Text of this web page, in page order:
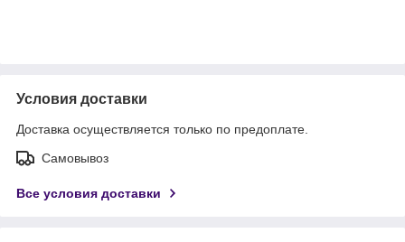
Условия доставки
Доставка осуществляется только по предоплате.
Самовывоз
Все условия доставки